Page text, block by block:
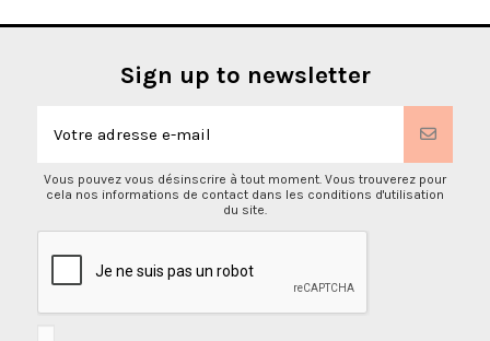
Sign up to newsletter
Vous pouvez vous désinscrire à tout moment. Vous trouverez pour
cela nos informations de contact dans les conditions d'utilisation
du site.